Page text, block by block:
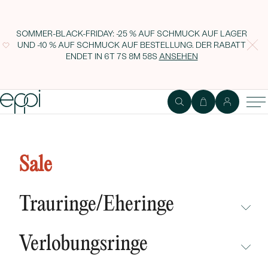
SOMMER-BLACK-FRIDAY: -25 % AUF SCHMUCK AUF LAGER
UND -10 % AUF SCHMUCK AUF BESTELLUNG. DER RABATT
ENDET IN 6T 7S 8M 57S ANSEHEN
Sale
Trauringe/Eheringe
NEUHEITEN
Verlobungsringe
Ring und Court Ring Sykes